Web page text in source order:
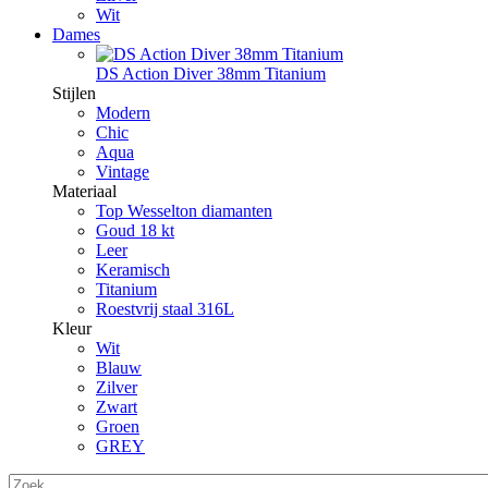
Wit
Dames
DS Action Diver 38mm Titanium
Stijlen
Modern
Chic
Aqua
Vintage
Materiaal
Top Wesselton diamanten
Goud 18 kt
Leer
Keramisch
Titanium
Roestvrij staal 316L
Kleur
Wit
Blauw
Zilver
Zwart
Groen
GREY